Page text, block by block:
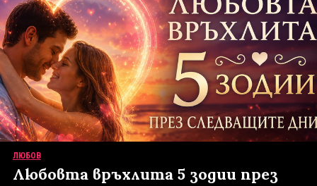
ЛЮБОВ
Любовта връхлита 5 зодии през